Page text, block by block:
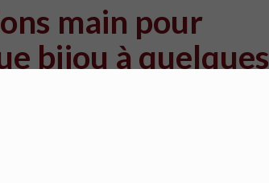
main pour
bijou à quelques